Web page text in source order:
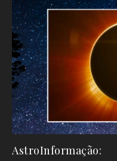
AstroInformação: